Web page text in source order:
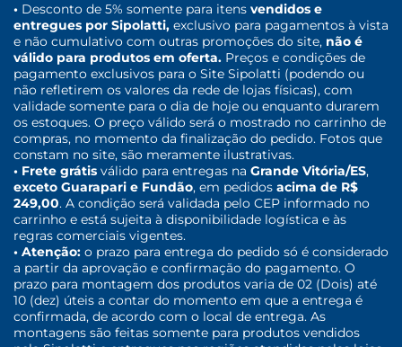
• Desconto de 5% somente para itens vendidos e
entregues por Sipolatti, exclusivo para pagamentos à vista
e não cumulativo com outras promoções do site, não é
válido para produtos em oferta. Preços e condições de
pagamento exclusivos para o Site Sipolatti (podendo ou
não refletirem os valores da rede de lojas físicas), com
validade somente para o dia de hoje ou enquanto durarem
os estoques. O preço válido será o mostrado no carrinho de
compras, no momento da finalização do pedido. Fotos que
constam no site, são meramente ilustrativas.
• Frete grátis válido para entregas na Grande Vitória/ES,
exceto Guarapari e Fundão, em pedidos acima de R$
249,00. A condição será validada pelo CEP informado no
carrinho e está sujeita à disponibilidade logística e às
regras comerciais vigentes.
• Atenção: o prazo para entrega do pedido só é considerado
a partir da aprovação e confirmação do pagamento. O
prazo para montagem dos produtos varia de 02 (Dois) até
10 (dez) úteis a contar do momento em que a entrega é
confirmada, de acordo com o local de entrega. As
montagens são feitas somente para produtos vendidos